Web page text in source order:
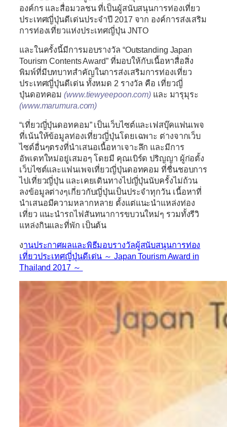
องค์กร และสื่อมวลชน ที่เป็นผู้สนับสนุนการท่องเที่ยว
ประเทศญี่ปุ่นดีเด่นประจำปี 2017 จาก องค์การส่งเสริม
การท่องเที่ยวแห่งประเทศญี่ปุ่น JNTO
และในครั้งนี้มีการมอบรางวัล “Outstanding Japan
Tourism Contents Award”ที่มอบให้กับเนื้อหาสื่อสิ่ง
พิมพ์ที่มีบทบาทสำคัญในการส่งเสริมการท่องเที่ยว
ประเทศญี่ปุ่นดีเด่น ทั้งหมด 2 รางวัล คือ เที่ยวญี่
ปุ่นดอทคอม (www.tiewyeepoon.com) และ มารุมุระ
(www.marumura.com)
“เที่ยวญี่ปุ่นดอทคอม”เป็นเว็บไซต์และเฟสบุ๊คแฟนเพจ
ที่เน้นให้ข้อมูลท่องเที่ยวญี่ปุ่นโดยเฉพาะ ต่างจากเว็บ
ไซต์อื่นๆตรงที่นำเสนอเนื้อหาเจาะลึก และมีการ
อัพเดทใหม่อยู่เสมอๆ โดยมี คุณเบิร์ด ปริญญา ผู้ก่อตั้ง
เว็บไซต์และแฟนเพจเที่ยวญี่ปุ่นดอทคอม ที่ชื่นชอบการ
ไปเที่ยวญี่ปุ่น และเคยเดินทางไปญี่ปุ่นนับครั้งไม่ถ้วน
ลงข้อมูลต่างๆเกี่ยวกับญี่ปุ่นเป็นประจำทุกวัน เนื้อหาที่
นำเสนอมีความหลากหลาย ตั้งแต่แนะนำแหล่งท่อง
เที่ยว แนะนำรถไฟสันทนาการขบวนใหม่ๆ รวมทั้งรีวิ
แหล่งกินและที่พัก เป็นต้น
งานประกาศผลและพิธีมอบรางวัลผู้สนับสนุนการท่อง
เที่ยวประเทศญี่ปุ่นดีเด่น ～ Japan Tourism Award in
Thailand 2017 ～